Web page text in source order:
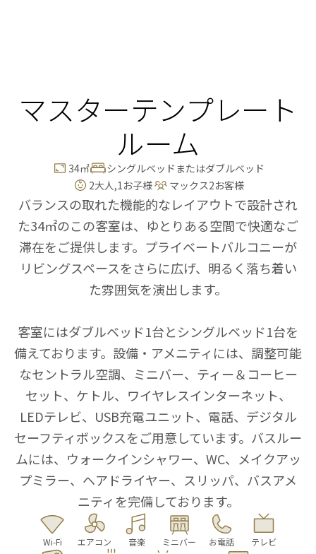
マスターテンプレート
ルーム
34㎡
シングルベッドまたはダブルベッド
2大人,1お子様 マックス2お客様
バランスの取れた機能的なレイアウトで設計され
た34㎡のこの客室は、ゆとりある空間で快適なご
滞在をご提供します。プライベートバルコニーが
リビングスペースをさらに広げ、明るく落ち着い
た雰囲気を演出します。
客室にはダブルベッド1台とシングルベッド1台を
備えております。設備・アメニティには、調整可能
なセントラル空調、ミニバー、ティー＆コーヒー
セット、ケトル、ワイヤレスインターネット、
LEDテレビ、USB充電ユニット、電話、デジタル
セーフティボックスをご用意しています。バスルー
ムには、ウォークインシャワー、WC、メイクアッ
プミラー、ヘアドライヤー、スリッパ、バスアメ
ニティを完備しております。
Wi‑Fi エアコン 音楽 ミニバー お電話 テレビ